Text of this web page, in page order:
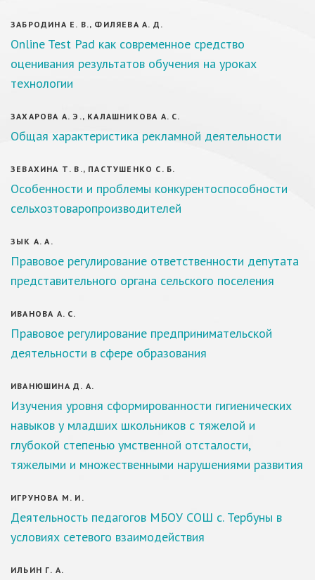
ЗАБРОДИНА Е. В., ФИЛЯЕВА А. Д.
Online Test Pad как современное средство
оценивания результатов обучения на уроках
технологии
ЗАХАРОВА А. Э., КАЛАШНИКОВА А. С.
Общая характеристика рекламной деятельности
ЗЕВАХИНА Т. В., ПАСТУШЕНКО С. Б.
Особенности и проблемы конкурентоспособности
сельхозтоваропроизводителей
ЗЫК А. А.
Правовое регулирование ответственности депутата
представительного органа сельского поселения
ИВАНОВА А. С.
Правовое регулирование предпринимательской
деятельности в сфере образования
ИВАНЮШИНА Д. А.
Изучения уровня сформированности гигиенических
навыков у младших школьников с тяжелой и
глубокой степенью умственной отсталости,
тяжелыми и множественными нарушениями развития
ИГРУНОВА М. И.
Деятельность педагогов МБОУ СОШ с. Тербуны в
условиях сетевого взаимодействия
ИЛЬИН Г. А.